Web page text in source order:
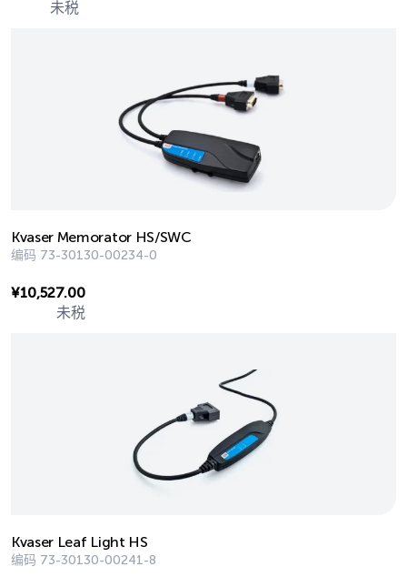
未税
Kvaser Memorator HS/SWC
编码 73-30130-00234-0
¥10,527.00
未税
Kvaser Leaf Light HS
编码 73-30130-00241-8